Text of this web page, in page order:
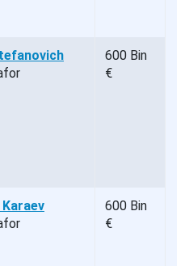
600 Bin
€
Karaev
600 Bin
€